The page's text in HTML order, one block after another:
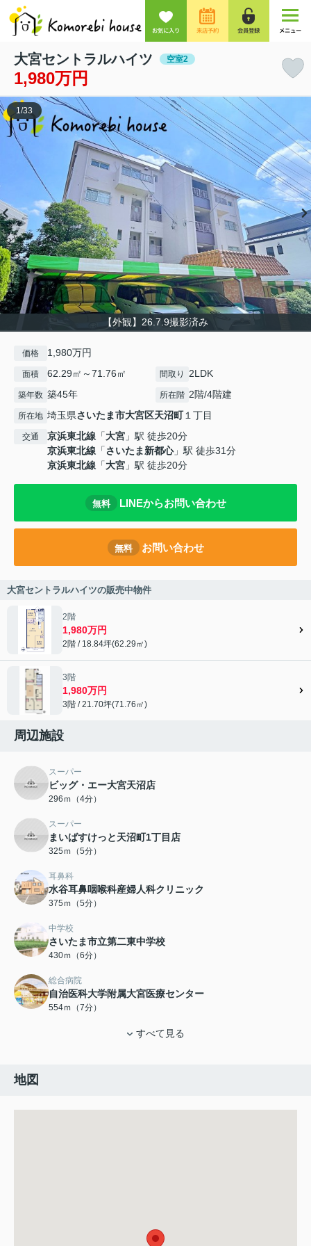
お気に入り 来店予約 会員登録 メニュー
大宮セントラルハイツ 空室2
1,980万円
【外観】26.7.9撮影済み
1 /33
価格 1,980万円
面積 62.29㎡～71.76㎡ 間取り 2LDK
築年数 築45年 所在階 2階/4階建
所在地 埼玉県さいたま市大宮区天沼町１丁目
交通 京浜東北線 「大宮 」駅 徒歩20分
京浜東北線 「さいたま新都心」駅 徒歩31分
京浜東北線 「大宮 」駅 徒歩20分
無料 LINEからお問い合わせ
無料 お問い合わせ
大宮セントラルハイツの販売中物件
2階
1,980万円
2階 / 18.84坪(62.29㎡)
3階
1,980万円
3階 / 21.70坪(71.76㎡)
周辺施設
スーパー
ビッグ・エー大宮天沼店
296ｍ（4分）
スーパー
まいばすけっと天沼町1丁目店
325ｍ（5分）
耳鼻科
水谷耳鼻咽喉科産婦人科クリニック
375ｍ（5分）
中学校
さいたま市立第二東中学校
430ｍ（6分）
総合病院
自治医科大学附属大宮医療センター
554ｍ（7分）
すべて見る
地図